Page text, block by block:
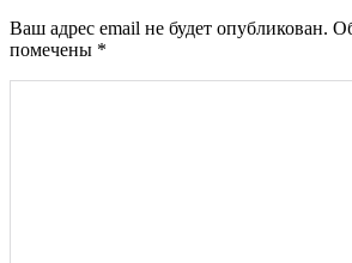
Ваш адрес email не будет опубликован.
помечены *